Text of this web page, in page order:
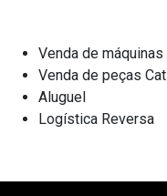
Venda de máquinas
Venda de peças Cat
Aluguel
Logística Reversa